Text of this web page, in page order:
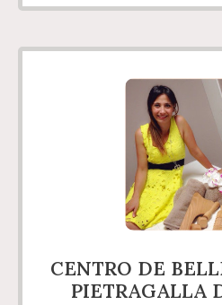
CENTRO DE
PIETRAGALLA